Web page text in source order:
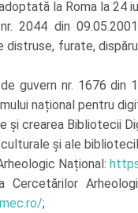
la Roma la 24
din 09.05.2001
distruse, furate,
nr. 1676 din
național pentru
și crearea Bibliotecii
și ale
Național:
;